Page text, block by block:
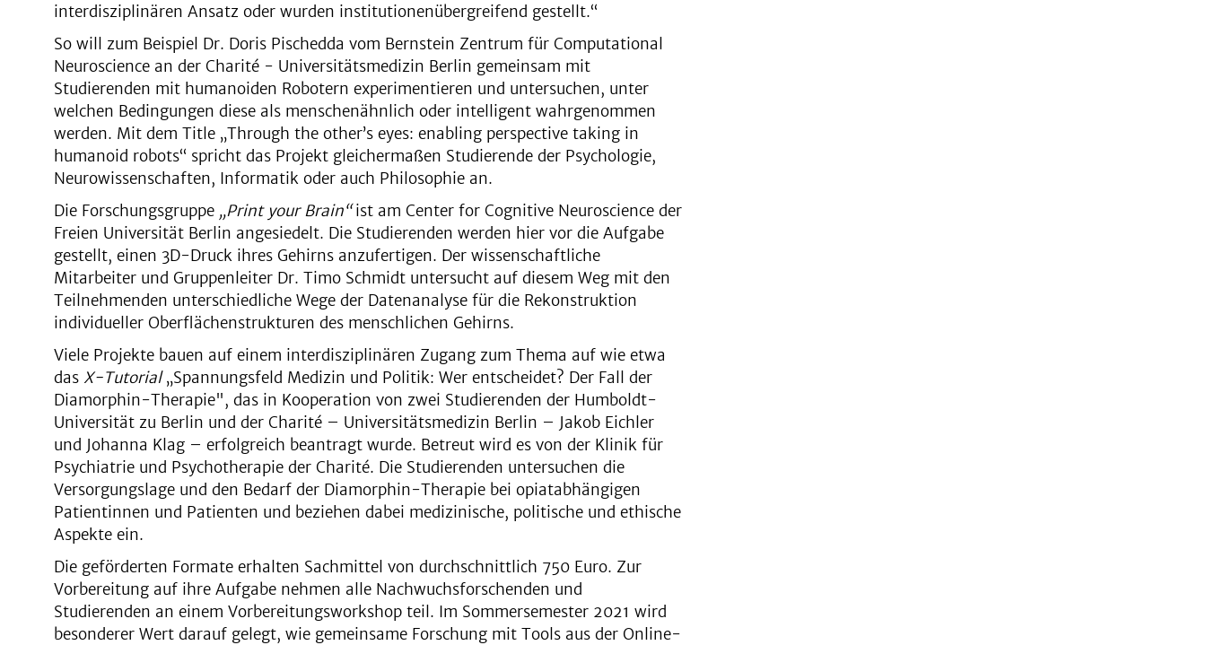
interdisziplinären Ansatz oder wurden institutionenübergreifend gestellt.“
So will zum Beispiel Dr. Doris Pischedda vom Bernstein Zentrum für Computational
Neuroscience an der Charité - Universitätsmedizin Berlin gemeinsam mit
Studierenden mit humanoiden Robotern experimentieren und untersuchen, unter
welchen Bedingungen diese als menschenähnlich oder intelligent wahrgenommen
werden. Mit dem Title „Through the other’s eyes: enabling perspective taking in
humanoid robots“ spricht das Projekt gleichermaßen Studierende der Psychologie,
Neurowissenschaften, Informatik oder auch Philosophie an.
Die Forschungsgruppe „Print your Brain“ist am Center for Cognitive Neuroscience der
Freien Universität Berlin angesiedelt. Die Studierenden werden hier vor die Aufgabe
gestellt, einen 3D-Druck ihres Gehirns anzufertigen. Der wissenschaftliche
Mitarbeiter und Gruppenleiter Dr. Timo Schmidt untersucht auf diesem Weg mit den
Teilnehmenden unterschiedliche Wege der Datenanalyse für die Rekonstruktion
individueller Oberflächenstrukturen des menschlichen Gehirns.
Viele Projekte bauen auf einem interdisziplinären Zugang zum Thema auf wie etwa
das X-Tutorial„Spannungsfeld Medizin und Politik: Wer entscheidet? Der Fall der
Diamorphin-Therapie", das in Kooperation von zwei Studierenden der Humboldt-
Universität zu Berlin und der Charité – Universitätsmedizin Berlin – Jakob Eichler
und Johanna Klag – erfolgreich beantragt wurde. Betreut wird es von der Klinik für
Psychiatrie und Psychotherapie der Charité. Die Studierenden untersuchen die
Versorgungslage und den Bedarf der Diamorphin-Therapie bei opiatabhängigen
Patientinnen und Patienten und beziehen dabei medizinische, politische und ethische
Aspekte ein.
Die geförderten Formate erhalten Sachmittel von durchschnittlich 750 Euro. Zur
Vorbereitung auf ihre Aufgabe nehmen alle Nachwuchsforschenden und
Studierenden an einem Vorbereitungsworkshop teil. Im Sommersemester 2021 wird
besonderer Wert darauf gelegt, wie gemeinsame Forschung mit Tools aus der Online-